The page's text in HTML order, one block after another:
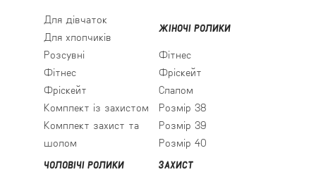
Для дівчаток
Для хлопчиків
Розсувні
Фітнес
Фріскейт
Комплект із захистом
Комплект захист та
шолом
ЖІНОЧІ РОЛИКИ
Фітнес
Фріскейт
Слалом
Розмір 38
Розмір 39
Розмір 40
ЧОЛОВІЧІ РОЛИКИ ЗАХИСТ